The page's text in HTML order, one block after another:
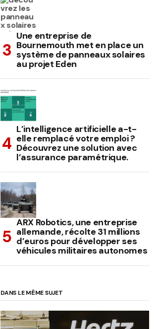
Une entreprise de
Bournemouth met en place un
système de panneaux solaires
au projet Eden
L’intelligence artificielle a-t-
elle remplacé votre emploi ?
Découvrez une solution avec
l’assurance paramétrique.
ARX Robotics, une entreprise
allemande, récolte 31 millions
d’euros pour développer ses
véhicules militaires autonomes
DANS LE MÊME SUJET